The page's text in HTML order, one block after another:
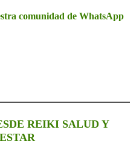
comunidad de WhatsApp
REIKI SALUD Y